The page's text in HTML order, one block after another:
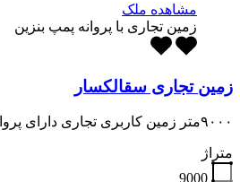
مشاهده ملک
زمین تجاری با پروانه پمپ بنزین
زمین تجاری سقالکسار
۹۰۰۰متر زمین کاربری تجاری دارای پروانه ساخت پمپ بنزین بر…
متراژ
9000